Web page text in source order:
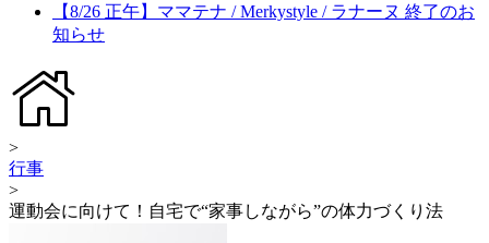
【8/26 正午】ママテナ / Merkystyle / ラナーヌ 終了のお
知らせ
>
行事
>
運動会に向けて！自宅で“家事しながら”の体力づくり法